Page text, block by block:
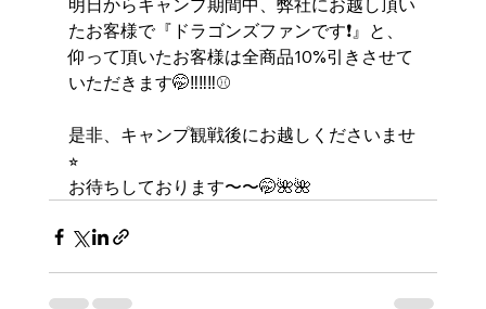
明日からキャンプ期間中、弊社にお越し頂い
たお客様で『ドラゴンズファンです❗️』と、
仰って頂いたお客様は全商品10%引きさせて
いただきます🤭‼️‼️‼️⚾️
是非、キャンプ観戦後にお越しくださいませ
⭐︎
お待ちしております〜〜🤭🌺🌺